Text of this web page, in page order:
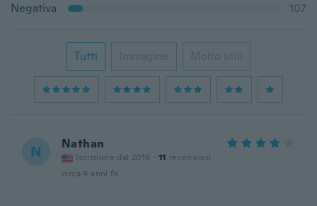
Negativa
107
Tutti Immagine Molto utili
N Nathan
Iscrizione dal 2016 · 11 recensioni
circa 4 anni fa